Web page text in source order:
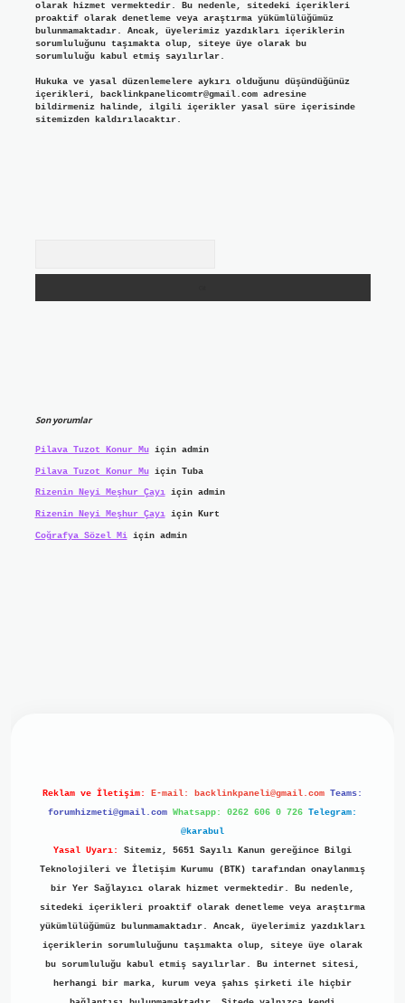
olarak hizmet vermektedir. Bu nedenle, sitedeki içerikleri
proaktif olarak denetleme veya araştırma yükümlülüğümüz
bulunmamaktadır. Ancak, üyelerimiz yazdıkları içeriklerin
sorumluluğunu taşımakta olup, siteye üye olarak bu
sorumluluğu kabul etmiş sayılırlar.
Hukuka ve yasal düzenlemelere aykırı olduğunu düşündüğünüz
içerikleri, backlinkpanelicomtr@gmail.comadresine
bildirmeniz halinde, ilgili içerikler yasal süre içerisinde
sitemizden kaldırılacaktır.
Son yorumlar
Pilava Tuzot Konur Muiçin admin
Pilava Tuzot Konur Muiçin Tuba
Rizenin Neyi Meşhur Çayıiçin admin
Rizenin Neyi Meşhur Çayıiçin Kurt
Coğrafya Sözel Miiçin admin
Reklam ve İletişim: E-mail: backlinkpaneli@gmail.com Teams:
forumhizmeti@gmail.com Whatsapp: 0262 606 0 726 Telegram:
@karabul
Yasal Uyarı:
Sitemiz, 5651 Sayılı Kanun gereğince Bilgi
Teknolojileri ve İletişim Kurumu (BTK) tarafından onaylanmış
bir Yer Sağlayıcı olarak hizmet vermektedir. Bu nedenle,
sitedeki içerikleri proaktif olarak denetleme veya araştırma
yükümlülüğümüz bulunmamaktadır. Ancak, üyelerimiz yazdıkları
içeriklerin sorumluluğunu taşımakta olup, siteye üye olarak
bu sorumluluğu kabul etmiş sayılırlar. Bu internet sitesi,
herhangi bir marka, kurum veya şahıs şirketi ile hiçbir